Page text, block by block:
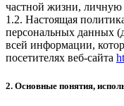
частной жизни,
1.2. Настоящая
персональных данных
всей информации,
посетителях веб-сайта
2. Основные понятия,